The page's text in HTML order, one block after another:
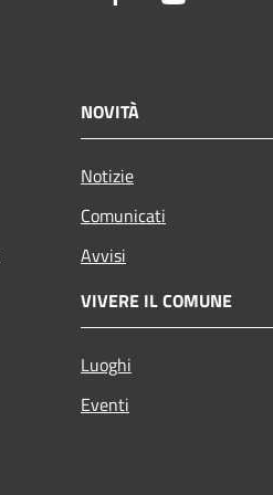
NOVITÀ
Notizie
Comunicati
Avvisi
VIVERE IL COMUNE
Luoghi
Eventi